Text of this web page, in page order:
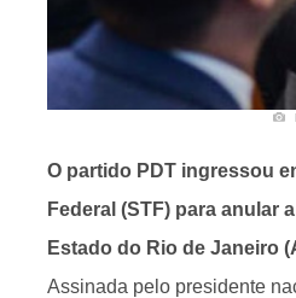
O partido PDT ingressou
Federal (STF) para anular
Estado do Rio de Janeiro
Assinada pelo presidente